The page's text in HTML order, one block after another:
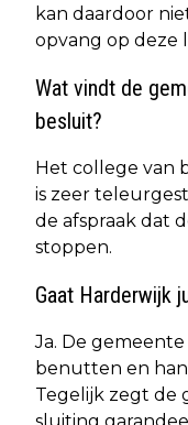
kan daardoor
opvang op deze
Wat vindt de
besluit?
Het college van
is zeer
de afspraak dat
stoppen.
Gaat Harderwijk
Ja. De
benutten en
Tegelijk zegt de